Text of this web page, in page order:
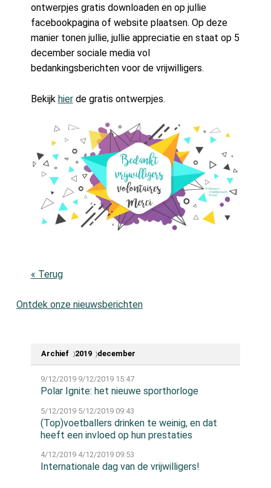
ontwerpjes gratis downloaden en op jullie
facebookpagina of website plaatsen. Op deze
manier tonen jullie, jullie appreciatie en staat op 5
december sociale media vol
bedankingsberichten voor de vrijwilligers.
Bekijk hierde gratis ontwerpjes.
« Terug
Ontdek onze nieuwsberichten
Archief 2019 december
9/12/20199/12/2019 15:47
Polar Ignite: het nieuwe sporthorloge
5/12/20195/12/2019 09:43
(Top)voetballers drinken te weinig, en dat
heeft een invloed op hun prestaties
4/12/20194/12/2019 09:53
Internationale dag van de vrijwilligers!